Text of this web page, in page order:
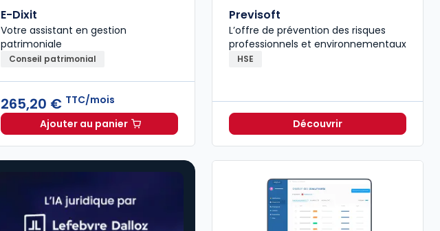
E-Dixit
Votre assistant en gestion
patrimoniale
Conseil patrimonial
265,20 € TTC/mois
Ajouter au panierE-Dixit à 265,20 € TTC/mois
Previsoft
L’offre de prévention des risques
professionnels et environnementaux
HSE
Découvrir